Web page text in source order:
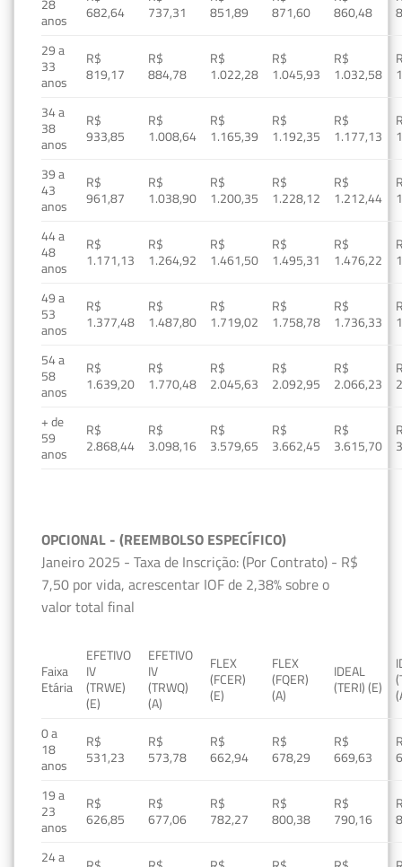
28
anos
682,64
737,31
851,89
871,60
860,48
29 a
33
anos
R$
819,17
R$
884,78
R$
1.022,28
R$
1.045,93
R$
1.032,58
34 a
38
anos
R$
933,85
R$
1.008,64
R$
1.165,39
R$
1.192,35
R$
1.177,13
39 a
43
anos
R$
961,87
R$
1.038,90
R$
1.200,35
R$
1.228,12
R$
1.212,44
44 a
48
anos
R$
1.171,13
R$
1.264,92
R$
1.461,50
R$
1.495,31
R$
1.476,22
49 a
53
anos
R$
1.377,48
R$
1.487,80
R$
1.719,02
R$
1.758,78
R$
1.736,33
54 a
58
anos
R$
1.639,20
R$
1.770,48
R$
2.045,63
R$
2.092,95
R$
2.066,23
+ de
59
anos
R$
2.868,44
R$
3.098,16
R$
3.579,65
R$
3.662,45
R$
3.615,70
OPCIONAL - (REEMBOLSO ESPECÍFICO)
Janeiro 2025 - Taxa de Inscrição: (Por Contrato) - R$
7,50 por vida, acrescentar IOF de 2,38% sobre o
valor total final
Faixa
Etária
EFETIVO
IV
(TRWE)
(E)
EFETIVO
IV
(TRWQ)
(A)
FLEX
(FCER)
(E)
FLEX
(FQER)
(A)
IDEAL
(TERI) (E)
0 a
18
anos
R$
531,23
R$
573,78
R$
662,94
R$
678,29
R$
669,63
19 a
23
anos
R$
626,85
R$
677,06
R$
782,27
R$
800,38
R$
790,16
24 a